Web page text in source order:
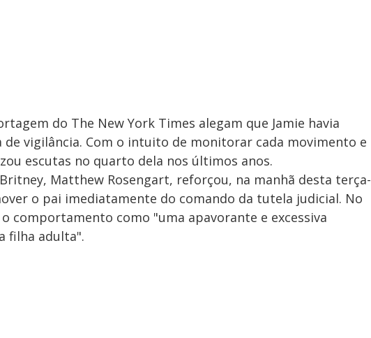
do The New York Times alegam que Jamie havia
vigilância. Com o intuito de monitorar cada movimento e
escutas no quarto dela nos últimos anos.
Matthew Rosengart, reforçou, na manhã desta terça-
o pai imediatamente do comando da tutela judicial. No
comportamento como "uma apavorante e excessiva
filha adulta".